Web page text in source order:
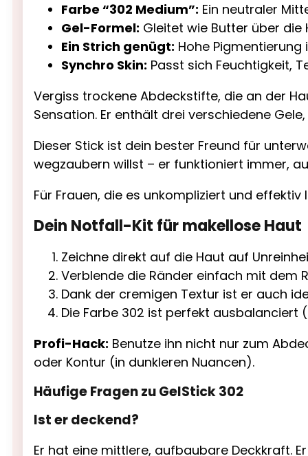
Farbe “302 Medium”: Ein neutraler
Gel-Formel: Gleitet wie Butter über
Ein Strich genügt: Hohe Pigmentierung
Synchro Skin: Passt sich Feuchtigkeit,
Vergiss trockene Abdeckstifte, die an der
Sensation. Er enthält drei verschiedene
Dieser Stick ist dein bester Freund für
wegzaubern willst – er funktioniert immer,
Für Frauen, die es unkompliziert und effektiv
Dein Notfall-Kit für makellose Haut
Zeichne direkt auf die Haut auf
Verblende die Ränder einfach mit dem
Dank der cremigen Textur ist er auch
Die Farbe 302 ist perfekt ausbalanciert
Profi-Hack: Benutze ihn nicht nur zum
oder Kontur (in dunkleren Nuancen).
Häufige Fragen zu GelStick 302
Ist er deckend?
Er hat eine mittlere, aufbaubare Deckkraft.